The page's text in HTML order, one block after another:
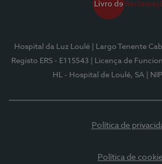
Hospital da Luz Loulé | Largo Tenente
Registo ERS - E115543
| Licença de
HL - Hospital de Loulé, SA
|
Política de
Política de